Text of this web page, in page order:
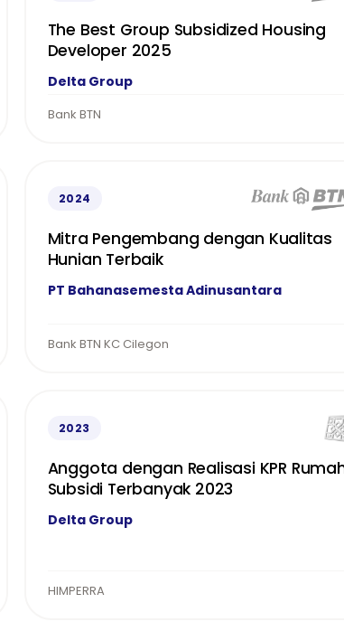
The Best Group Subsidized Housing
Developer 2025
Delta Group
Bank BTN
2024
Mitra Pengembang dengan Kualitas
Hunian Terbaik
PT Bahanasemesta Adinusantara
Bank BTN KC Cilegon
2023
Anggota dengan Realisasi KPR
Subsidi Terbanyak 2023
Delta Group
HIMPERRA